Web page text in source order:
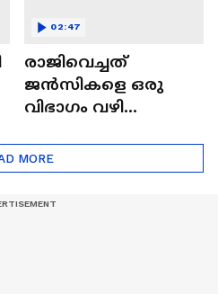
രാജിവെച്ചത്
ജൻസികളെ ഒരു
വിഭാഗം വഴി
കണ്ടുകൊണ്ട്;
വിശദീകരണവുമായി
02:47
MORE